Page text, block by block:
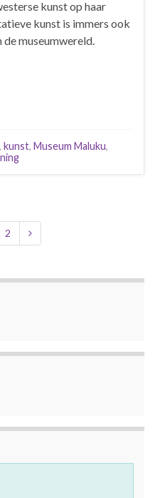
kunst op haar
kunst is immers ook
de museumwereld.
, kunst, Museum Maluku,
2